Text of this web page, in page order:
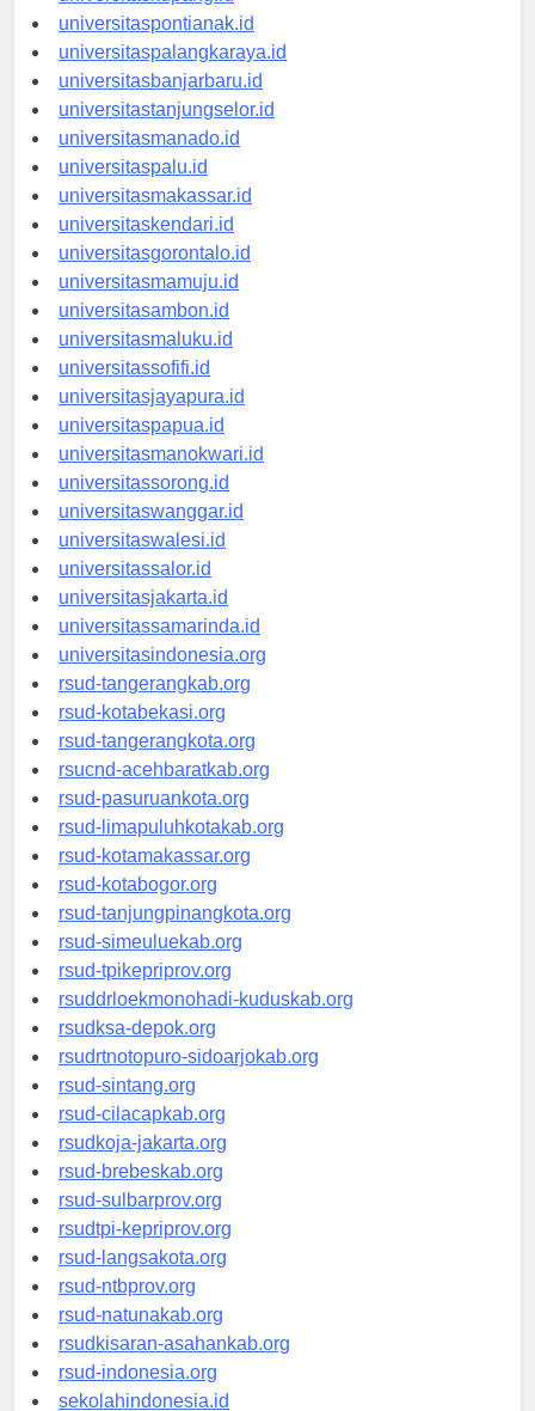
universitaskupang.id
universitaspontianak.id
universitaspalangkaraya.id
universitasbanjarbaru.id
universitastanjungselor.id
universitasmanado.id
universitaspalu.id
universitasmakassar.id
universitaskendari.id
universitasgorontalo.id
universitasmamuju.id
universitasambon.id
universitasmaluku.id
universitassofifi.id
universitasjayapura.id
universitaspapua.id
universitasmanokwari.id
universitassorong.id
universitaswanggar.id
universitaswalesi.id
universitassalor.id
universitasjakarta.id
universitassamarinda.id
universitasindonesia.org
rsud-tangerangkab.org
rsud-kotabekasi.org
rsud-tangerangkota.org
rsucnd-acehbaratkab.org
rsud-pasuruankota.org
rsud-limapuluhkotakab.org
rsud-kotamakassar.org
rsud-kotabogor.org
rsud-tanjungpinangkota.org
rsud-simeuluekab.org
rsud-tpikepriprov.org
rsuddrloekmonohadi-kuduskab.org
rsudksa-depok.org
rsudrtnotopuro-sidoarjokab.org
rsud-sintang.org
rsud-cilacapkab.org
rsudkoja-jakarta.org
rsud-brebeskab.org
rsud-sulbarprov.org
rsudtpi-kepriprov.org
rsud-langsakota.org
rsud-ntbprov.org
rsud-natunakab.org
rsudkisaran-asahankab.org
rsud-indonesia.org